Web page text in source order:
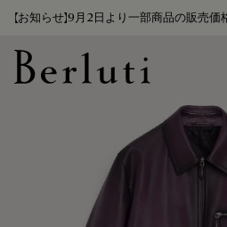
【お知らせ】9月2日より一部商品の販売価